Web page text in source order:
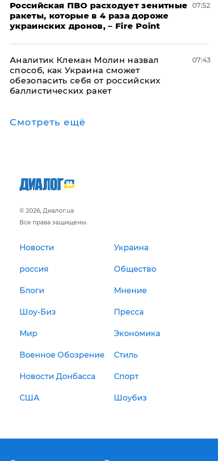
Российская ПВО расходует зенитные
ракеты, которые в 4 раза дороже
украинских дронов, – Fire Point
07:52
Аналитик Клеман Молин назвал
способ, как Украина сможет
обезопасить себя от российских
баллистических ракет
07:43
Смотреть ещё
© 2026, Диалог.ua
Все права защищены.
Новости Украина
россия Общество
Блоги Мнение
Шоу-Биз Пресса
Мир Экономика
Военное Обозрение Стиль
Новости Донбасса Спорт
США Шоубиз